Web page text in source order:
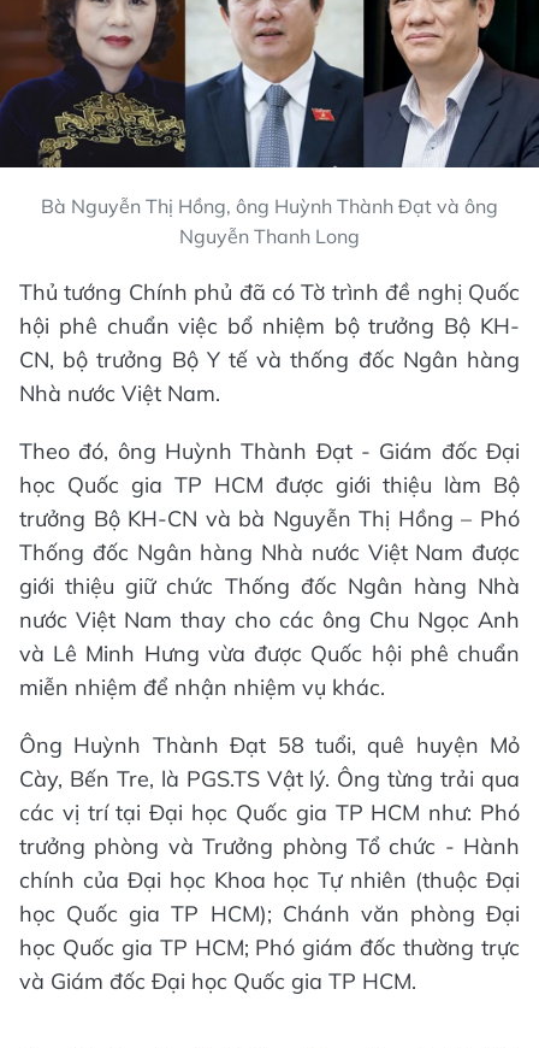
Bà Nguyễn Thị Hồng, ông Huỳnh Thành Đạt và ông
Nguyễn Thanh Long
Thủ tướng Chính phủ đã có Tờ trình đề nghị Quốc
hội phê chuẩn việc bổ nhiệm bộ trưởng Bộ KH-
CN, bộ trưởng Bộ Y tế và thống đốc Ngân hàng
Nhà nước Việt Nam.
Theo đó, ông Huỳnh Thành Đạt - Giám đốc Đại
học Quốc gia TP HCM được giới thiệu làm Bộ
trưởng Bộ KH-CN và bà Nguyễn Thị Hồng – Phó
Thống đốc Ngân hàng Nhà nước Việt Nam được
giới thiệu giữ chức Thống đốc Ngân hàng Nhà
nước Việt Nam thay cho các ông Chu Ngọc Anh
và Lê Minh Hưng vừa được Quốc hội phê chuẩn
miễn nhiệm để nhận nhiệm vụ khác.
Ông Huỳnh Thành Đạt 58 tuổi, quê huyện Mỏ
Cày, Bến Tre, là PGS.TS Vật lý. Ông từng trải qua
các vị trí tại Đại học Quốc gia TP HCM như: Phó
trưởng phòng và Trưởng phòng Tổ chức - Hành
chính của Đại học Khoa học Tự nhiên (thuộc Đại
học Quốc gia TP HCM); Chánh văn phòng Đại
học Quốc gia TP HCM; Phó giám đốc thường trực
và Giám đốc Đại học Quốc gia TP HCM.